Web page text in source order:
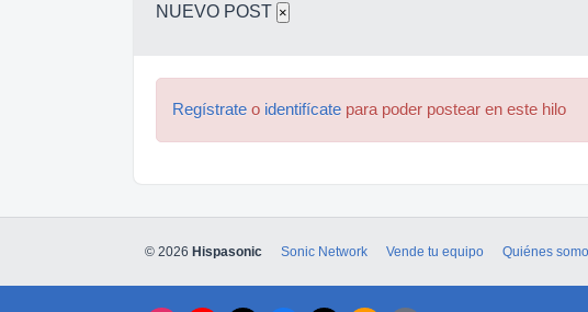
NUEVO POST ×
Regístrate o identifícate para poder postear en este hilo
© 2026 Hispasonic Sonic Network Vende tu equipo Quiénes